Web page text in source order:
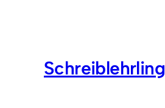
Schreiblehrling